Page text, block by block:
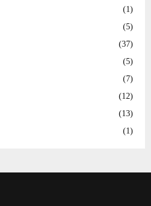
(1)
(5)
(37)
(5)
(7)
(12)
(13)
(1)